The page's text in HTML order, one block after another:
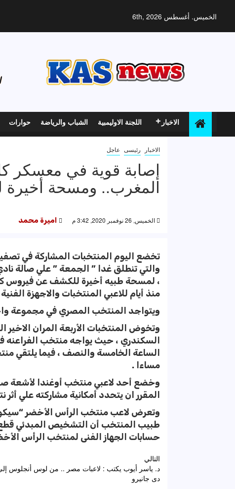
الخميس. أغسطس 6th, 2026
الاخبار اللجنة الاوليمبية الشباب والرياضة حوارات
الاخبار رئيسى عاجل
إصابة قوية في معسكر
المغرب.. ومسحة أخيرة
الخميس, 26 نوفمبر 2020, 3:42 م اميرة محمد
تخضع اليوم المنتخبات المشاركة في
، لمسحة طبيه أخيرة للكشف عن فيروس
منذ أيام للاعبي المنتخبات والاجهزة
ويتواجد المنتخب المصري في مجموعة
وتخوض المنتخبات الأربعة المران الاخير
السكندري ، حيث يواجه منتخب الفراعنه
الساعة الخامسة والنصف ، فيما يلتقي
مساءا .
وخضع أحد لاعبي منتخب أوغندا لأشعة
المقرر ان يتحدد أمكانية مشاركته علي أثر
وتعرض لاعب منتخب الرأس الأخضر
طبيب المنتخب أن التشخيص المبدئي
حسابات الجهاز الفنى لمنتخب الرأس
تصفّح
المقالات
التالي
د. ياسر أيوب يكتب : لاعبات مصر .. من لوس أنجلوس
دى جانيرو